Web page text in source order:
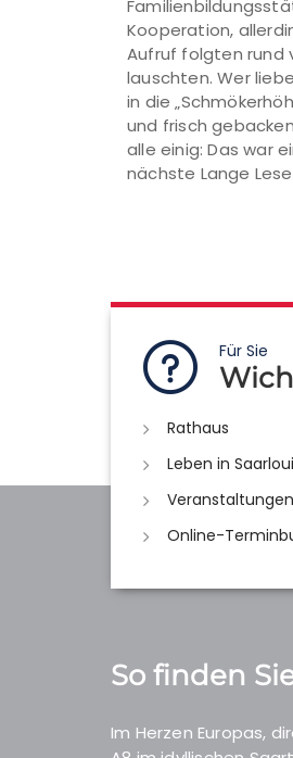
Kooperation,
Aufruf folgten rund
lauschten. Wer
in die
und frisch
alle einig: Das war
nächste Lange
Für Sie
Rathaus
Leben in
Veranstaltungen
Online-
So finden
Im Herzen Europas,